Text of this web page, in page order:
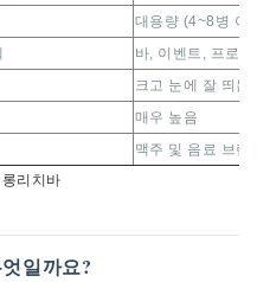
대용량 (4~8병 이
바, 이벤트, 프로
크고 눈에 잘 띄는
매우 높음
맥주 및 음료 브랜
일까요?